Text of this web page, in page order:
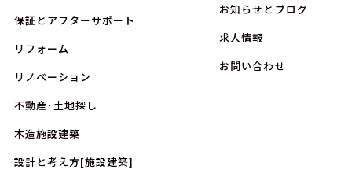
保証とアフターサポート
リフォーム
リノベーション
不動産･土地探し
木造施設建築
設計と考え方[施設建築]
お知らせとブログ
求人情報
お問い合わせ